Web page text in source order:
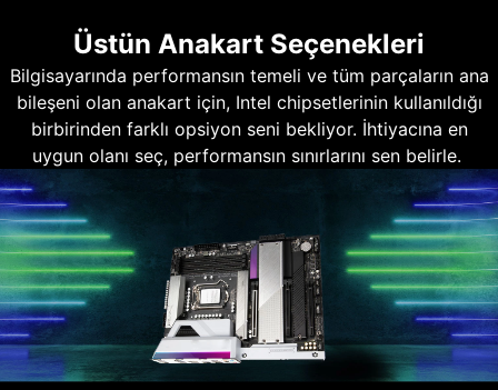
Üstün Anakart Seçenekleri
Bilgisayarında performansın temeli ve tüm parçaların ana
bileşeni olan anakart için, Intel chipsetlerinin kullanıldığı
birbirinden farklı opsiyon seni bekliyor. İhtiyacına en
uygun olanı seç, performansın sınırlarını sen belirle.